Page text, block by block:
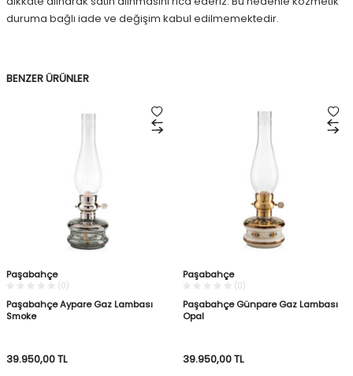
duruma bağlı iade ve değişim kabul edilmemektedir.
BENZER ÜRÜNLER
Paşabahçe
(0)
Paşabahçe Aypare Gaz Lambası
Smoke
39.950,00TL
Paşabahçe
(0)
Paşabahçe Günpare Gaz Lambası
Opal
39.950,00TL